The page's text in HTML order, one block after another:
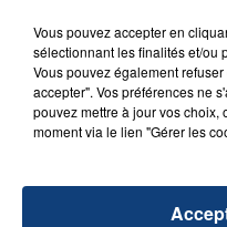
Vous pouvez accepter en
sélectionnant les finalités et/ou
Vous pouvez également
accepter". Vos préférences ne
pouvez mettre à jour vos choix,
moment via le lien "Gérer les